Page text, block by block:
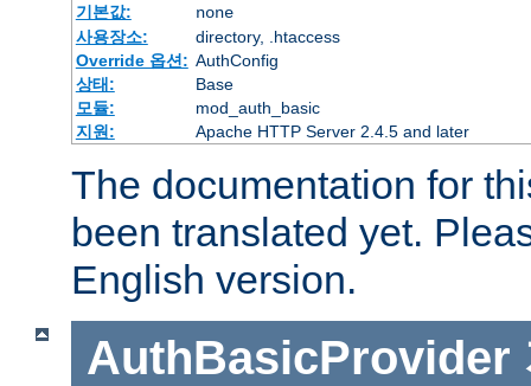
기본값:
none
사용장소:
directory, .htaccess
Override 옵션: AuthConfig
상태:
Base
모듈:
mod_auth_basic
지원:
Apache HTTP Server 2.4.5 and later
The documentation for
been translated yet.
English version.
AuthBasicProvider